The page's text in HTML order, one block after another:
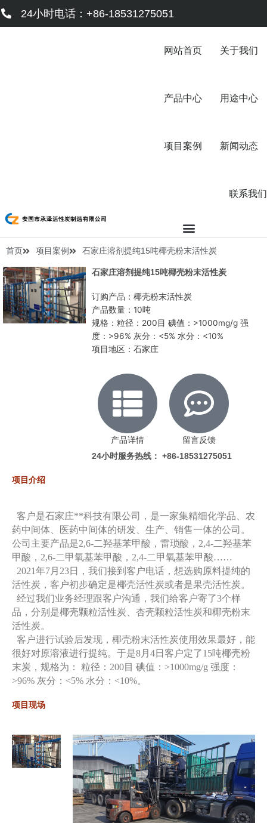
至
24小时电话：+86-18531275051
网站首页 关于我们
产品中心 用途中心
项目案例 新闻动态
联系我们
首页 项目案例 石家庄溶剂提纯15吨椰壳粉末活性炭
石家庄溶剂提纯15吨椰壳粉末活性炭
订购产品：椰壳粉末活性炭
产品数量：10吨
规格：粒径：200目 碘值：>1000mg/g 强
度：>96% 灰分：<5% 水分：<10%
项目地区：石家庄
产品详情 留言反馈
24小时服务热线： +86-18531275051
项目介绍
客户是石家庄**科技有限公司，是一家集精细化学品、农
药中间体、医药中间体的研发、生产、销售一体的公司。
公司主要产品是2,6-二羟基苯甲酸，雷琐酸，2,4-二羟基苯
甲酸，2,6-二甲氧基苯甲酸，2,4-二甲氧基苯甲酸……
2021年7月23日，我们接到客户电话，想选购原料提纯的
活性炭，客户初步确定是椰壳活性炭或者是果壳活性炭。
经过我们业务经理跟客户沟通，我们给客户寄了3个样
品，分别是椰壳颗粒活性炭、杏壳颗粒活性炭和椰壳粉末
活性炭。
客户进行试验后发现，椰壳粉末活性炭使用效果最好，能
很好对原溶液进行提纯。于是8月4日客户定了15吨椰壳粉
末炭，规格为： 粒径：200目 碘值：>1000mg/g 强度：
>96% 灰分：<5% 水分：<10%。
项目现场